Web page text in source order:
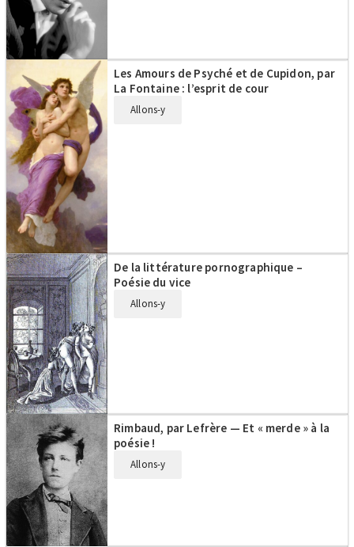
Les Amours de Psyché et de Cupidon, par
La Fontaine : l’esprit de cour
Allons-y
De la littérature pornographique –
Poésie du vice
Allons-y
Rimbaud, par Lefrère — Et « merde » à la
poésie !
Allons-y